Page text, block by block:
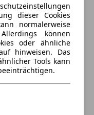
dieser Cookies
normalerweise
können
oder ähnliche
hinweisen. Das
Tools kann